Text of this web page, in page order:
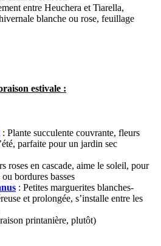
entre Heuchera et Tiarella,
blanche ou rose, feuillage
estivale :
: Plante succulente couvrante, fleurs
parfaite pour un jardin sec
roses en cascade, aime le soleil, pour
bordures basses
: Petites marguerites blanches-
et prolongée, s’installe entre les
printanière, plutôt)